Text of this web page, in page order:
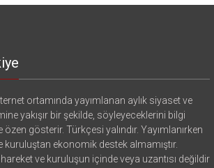
ortamında yayımlanan aylık siyaset ve
yakışır bir şekilde, söyleyeceklerini bilgi
gösterir. Türkçesi yalındır. Yayımlanırken
kuruluştan ekonomik destek almamıştır.
ve kuruluşun içinde veya uzantısı değildir